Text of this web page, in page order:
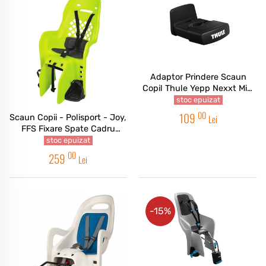
Scaun Copii - Polisport - Joy,
FFS Fixare Spate Cadru
Galben Fluo/gri
stoc epuizat
259 00 Lei
Adaptor Prindere Scaun
Copil Thule Yepp Nexxt Mini
Slimfit Adapter
stoc epuizat
109 00 Lei
-15%